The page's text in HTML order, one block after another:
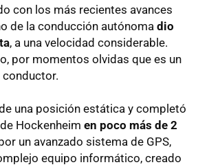
con los más recientes avances
de la conducción autónoma dio
, a una velocidad considerable.
por momentos olvidas que es un
conductor.
una posición estática y completó
Hockenheim en poco más de 2
un avanzado sistema de GPS,
equipo informático, creado